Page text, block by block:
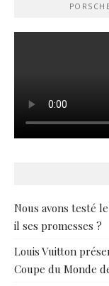
Nous avons testé
il ses promesses ?
Louis Vuitton
Coupe du Monde